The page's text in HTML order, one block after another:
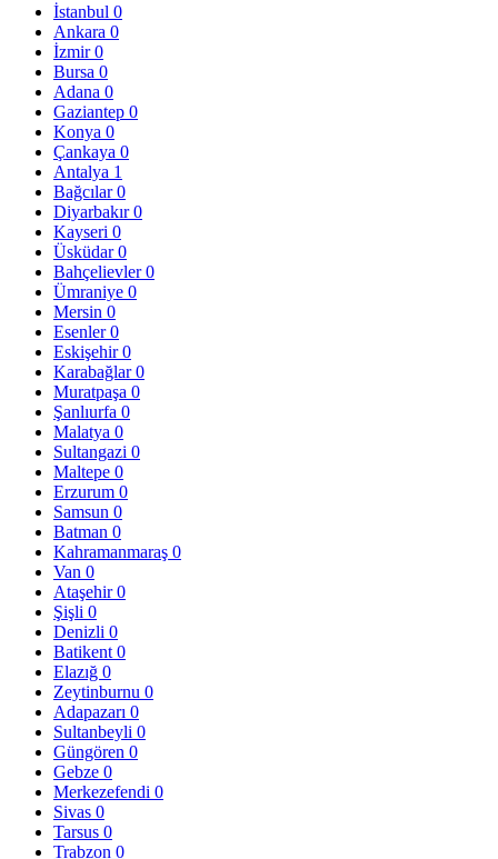
İstanbul 0
Ankara 0
İzmir0
Bursa 0
Adana 0
Gaziantep 0
Konya 0
Çankaya 0
Antalya 1
Bağcılar0
Diyarbakır0
Kayseri 0
Üsküdar0
Bahçelievler0
Ümraniye 0
Mersin 0
Esenler0
Eskişehir0
Karabağlar0
Muratpaşa 0
Şanlıurfa 0
Malatya 0
Sultangazi 0
Maltepe 0
Erzurum 0
Samsun 0
Batman 0
Kahramanmaraş 0
Van 0
Ataşehir0
Şişli 0
Denizli 0
Batikent 0
Elazığ 0
Zeytinburnu 0
Adapazarı 0
Sultanbeyli 0
Güngören 0
Gebze 0
Merkezefendi 0
Sivas 0
Tarsus 0
Trabzon 0